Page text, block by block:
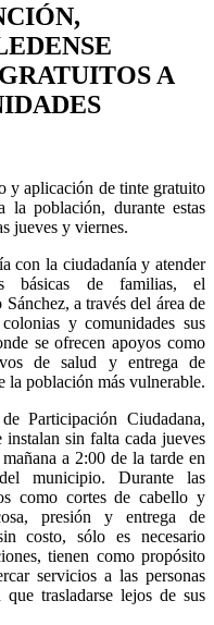
A
y aplicación de tinte gratuito
la población, durante estas
jueves y viernes.
con la ciudadanía y atender
básicas de familias, el
a través del área de
y comunidades sus
se ofrecen apoyos como
de salud y entrega de
la población más vulnerable.
Participación Ciudadana,
sin falta cada jueves
a 2:00 de la tarde en
municipio. Durante las
como cortes de cabello y
presión y entrega de
costo, sólo es necesario
tienen como propósito
servicios a las personas
trasladarse lejos de sus